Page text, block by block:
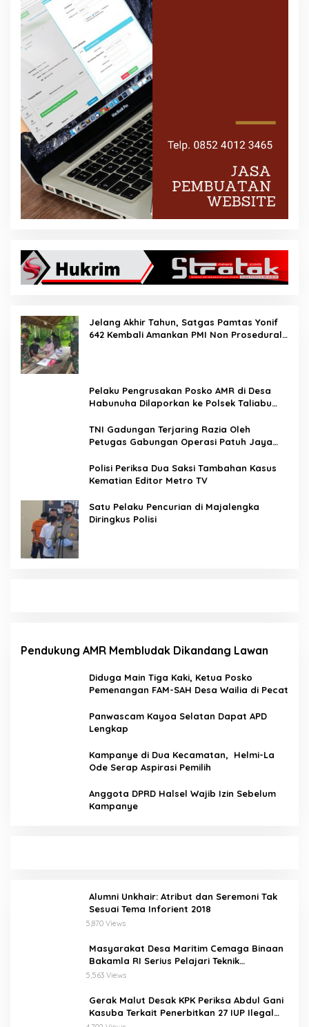
Jelang Akhir Tahun, Satgas Pamtas Yonif
642 Kembali Amankan PMI Non Prosedural
Pelaku Pengrusakan Posko AMR di Desa
Habunuha Dilaporkan ke Polsek Taliabu
TNI Gadungan Terjaring Razia Oleh
Petugas Gabungan Operasi Patuh Jaya
Polisi Periksa Dua Saksi Tambahan Kasus
Kematian Editor Metro TV
Satu Pelaku Pencurian di Majalengka
Diringkus Polisi
Pendukung AMR Membludak Dikandang Lawan
Diduga Main Tiga Kaki, Ketua Posko
Pemenangan FAM-SAH Desa Wailia di Pecat
Panwascam Kayoa Selatan Dapat APD
Lengkap
Kampanye di Dua Kecamatan, Helmi-La
Ode Serap Aspirasi Pemilih
Anggota DPRD Halsel Wajib Izin Sebelum
Kampanye
Alumni Unkhair: Atribut dan Seremoni Tak
Sesuai Tema Inforient 2018
5,870 Views
Masyarakat Desa Maritim Cemaga Binaan
Bakamla RI Serius Pelajari Teknik
Padamkan Api dan Penyelamatan di Laut
5,563 Views
Gerak Malut Desak KPK Periksa Abdul Gani
Kasuba Terkait Penerbitkan 27 IUP Ilegal